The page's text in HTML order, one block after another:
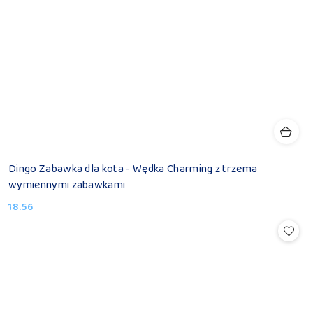
Dingo Zabawka dla kota - Wędka Charming z trzema
wymiennymi zabawkami
Cena:
18.56